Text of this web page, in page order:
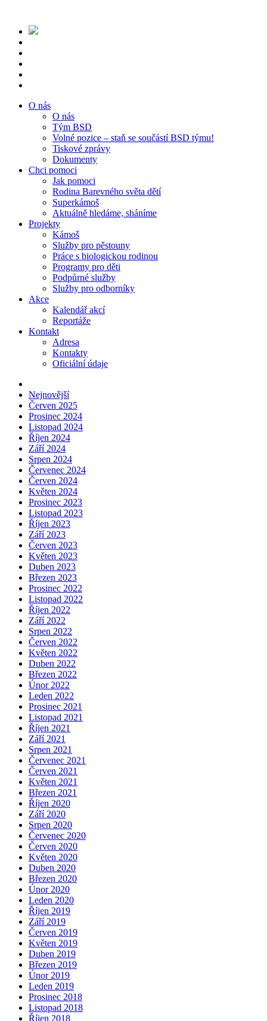
O nás
O nás
Tým BSD
Volné pozice – staň se součástí BSD týmu!
Tiskové zprávy
Dokumenty
Chci pomoci
Jak pomoci
Rodina Barevného světa dětí
Superkámoš
Aktuálně hledáme, sháníme
Projekty
Kámoš
Služby pro pěstouny
Práce s biologickou rodinou
Programy pro děti
Podpůrné služby
Služby pro odborníky
Akce
Kalendář akcí
Reportáže
Kontakt
Adresa
Kontakty
Oficiální údaje
Nejnovější
Červen 2025
Prosinec 2024
Listopad 2024
Říjen 2024
Září 2024
Srpen 2024
Červenec 2024
Červen 2024
Květen 2024
Prosinec 2023
Listopad 2023
Říjen 2023
Září 2023
Červen 2023
Květen 2023
Duben 2023
Březen 2023
Prosinec 2022
Listopad 2022
Říjen 2022
Září 2022
Srpen 2022
Červen 2022
Květen 2022
Duben 2022
Březen 2022
Únor 2022
Leden 2022
Prosinec 2021
Listopad 2021
Říjen 2021
Září 2021
Srpen 2021
Červenec 2021
Červen 2021
Květen 2021
Březen 2021
Říjen 2020
Září 2020
Srpen 2020
Červenec 2020
Červen 2020
Květen 2020
Duben 2020
Březen 2020
Únor 2020
Leden 2020
Říjen 2019
Září 2019
Červen 2019
Květen 2019
Duben 2019
Březen 2019
Únor 2019
Leden 2019
Prosinec 2018
Listopad 2018
Říjen 2018